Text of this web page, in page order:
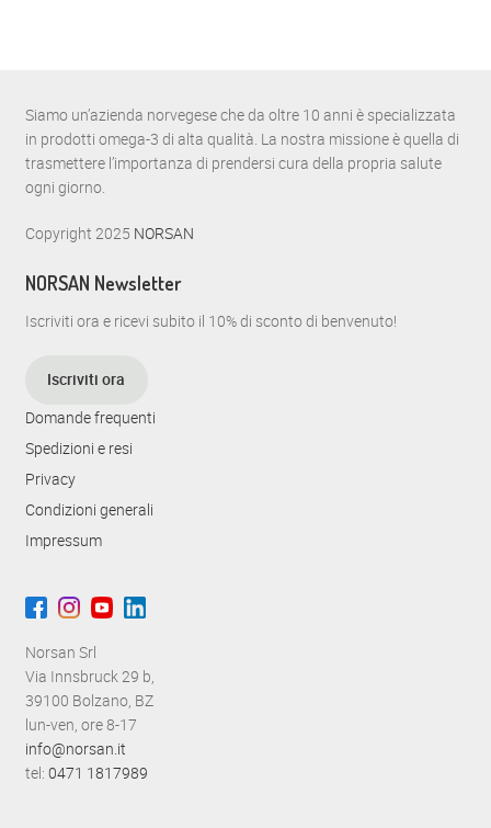
Siamo un’azienda norvegese che da oltre 10 anni è specializzata
in prodotti omega-3 di alta qualità. La nostra missione è quella di
trasmettere l’importanza di prendersi cura della propria salute
ogni giorno.
Copyright 2025 NORSAN
NORSAN Newsletter
Iscriviti ora e ricevi subito il 10% di sconto di benvenuto!
Iscriviti ora
Domande frequenti
Spedizioni e resi
Privacy
Condizioni generali
Impressum
Norsan Srl
Via Innsbruck 29 b,
39100 Bolzano, BZ
lun-ven, ore 8-17
info@norsan.it
tel: 0471 1817989